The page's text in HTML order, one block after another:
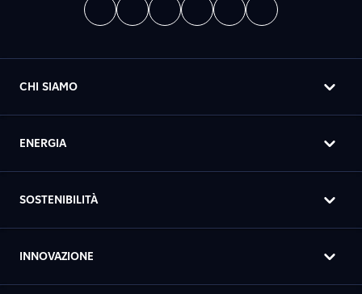
CHI SIAMO
ENERGIA
SOSTENIBILITÀ
INNOVAZIONE